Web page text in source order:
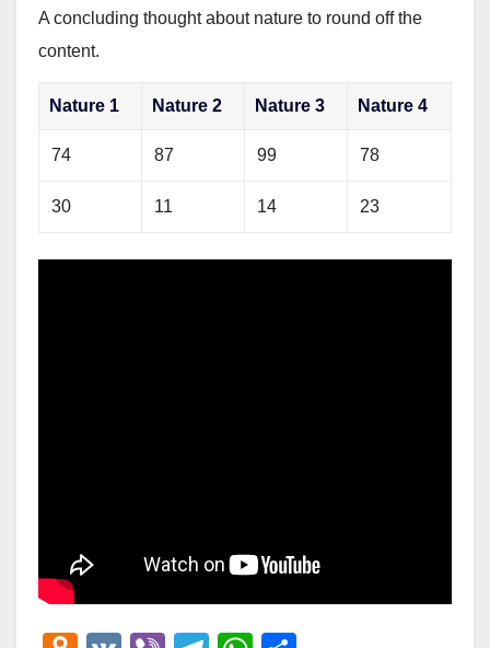
A concluding thought about nature to round off the
content.
Nature 1 Nature 2 Nature 3 Nature 4
74 87 99 78
30 11 14 23